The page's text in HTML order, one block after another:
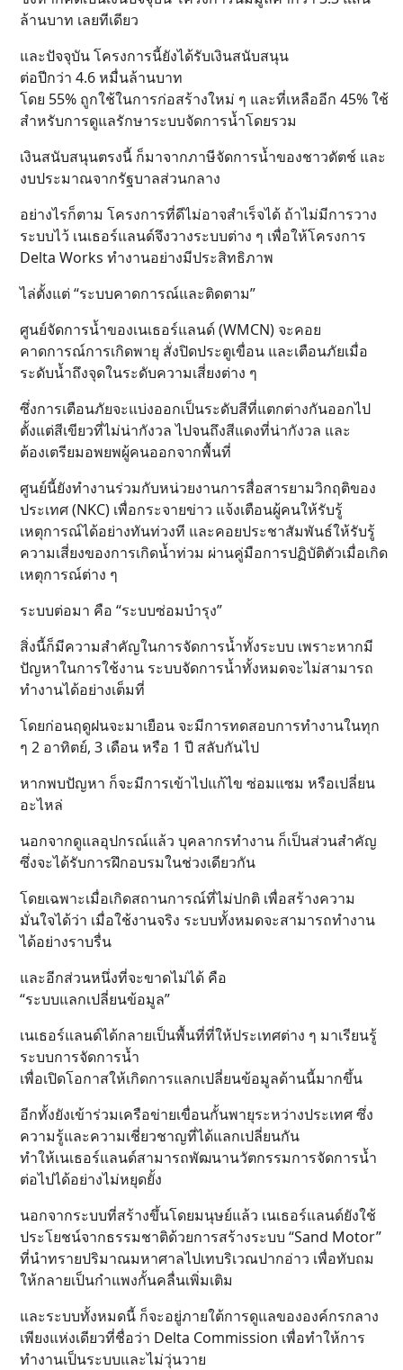
ล้านบาท เลยทีเดียว
และปัจจุบัน โครงการนี้ยังได้รับเงินสนับสนุน
ต่อปีกว่า 4.6 หมื่นล้านบาท
โดย 55% ถูกใช้ในการก่อสร้างใหม่ ๆ และที่เหลืออีก 45% ใช้
สำหรับการดูแลรักษาระบบจัดการน้ำโดยรวม
เงินสนับสนุนตรงนี้ ก็มาจากภาษีจัดการน้ำของชาวดัตช์ และ
งบประมาณจากรัฐบาลส่วนกลาง
อย่างไรก็ตาม โครงการที่ดีไม่อาจสำเร็จได้ ถ้าไม่มีการวาง
ระบบไว้ เนเธอร์แลนด์จึงวางระบบต่าง ๆ เพื่อให้โครงการ
Delta Works ทำงานอย่างมีประสิทธิภาพ
ไล่ตั้งแต่ “ระบบคาดการณ์และติดตาม”
ศูนย์จัดการน้ำของเนเธอร์แลนด์ (WMCN) จะคอย
คาดการณ์การเกิดพายุ สั่งปิดประตูเขื่อน และเตือนภัยเมื่อ
ระดับน้ำถึงจุดในระดับความเสี่ยงต่าง ๆ
ซึ่งการเตือนภัยจะแบ่งออกเป็นระดับสีที่แตกต่างกันออกไป
ตั้งแต่สีเขียวที่ไม่น่ากังวล ไปจนถึงสีแดงที่น่ากังวล และ
ต้องเตรียมอพยพผู้คนออกจากพื้นที่
ศูนย์นี้ยังทำงานร่วมกับหน่วยงานการสื่อสารยามวิกฤติของ
ประเทศ (NKC) เพื่อกระจายข่าว แจ้งเตือนผู้คนให้รับรู้
เหตุการณ์ได้อย่างทันท่วงที และคอยประชาสัมพันธ์ให้รับรู้
ความเสี่ยงของการเกิดน้ำท่วม ผ่านคู่มือการปฏิบัติตัวเมื่อเกิด
เหตุการณ์ต่าง ๆ
ระบบต่อมา คือ “ระบบซ่อมบำรุง”
สิ่งนี้ก็มีความสำคัญในการจัดการน้ำทั้งระบบ เพราะหากมี
ปัญหาในการใช้งาน ระบบจัดการน้ำทั้งหมดจะไม่สามารถ
ทำงานได้อย่างเต็มที่
โดยก่อนฤดูฝนจะมาเยือน จะมีการทดสอบการทำงานในทุก
ๆ 2 อาทิตย์, 3 เดือน หรือ 1 ปี สลับกันไป
หากพบปัญหา ก็จะมีการเข้าไปแก้ไข ซ่อมแซม หรือเปลี่ยน
อะไหล่
นอกจากดูแลอุปกรณ์แล้ว บุคลากรทำงาน ก็เป็นส่วนสำคัญ
ซึ่งจะได้รับการฝึกอบรมในช่วงเดียวกัน
โดยเฉพาะเมื่อเกิดสถานการณ์ที่ไม่ปกติ เพื่อสร้างความ
มั่นใจได้ว่า เมื่อใช้งานจริง ระบบทั้งหมดจะสามารถทำงาน
ได้อย่างราบรื่น
และอีกส่วนหนึ่งที่จะขาดไม่ได้ คือ
“ระบบแลกเปลี่ยนข้อมูล”
เนเธอร์แลนด์ได้กลายเป็นพื้นที่ที่ให้ประเทศต่าง ๆ มาเรียนรู้
ระบบการจัดการน้ำ
เพื่อเปิดโอกาสให้เกิดการแลกเปลี่ยนข้อมูลด้านนี้มากขึ้น
อีกทั้งยังเข้าร่วมเครือข่ายเขื่อนกั้นพายุระหว่างประเทศ ซึ่ง
ความรู้และความเชี่ยวชาญที่ได้แลกเปลี่ยนกัน
ทำให้เนเธอร์แลนด์สามารถพัฒนานวัตกรรมการจัดการน้ำ
ต่อไปได้อย่างไม่หยุดยั้ง
นอกจากระบบที่สร้างขึ้นโดยมนุษย์แล้ว เนเธอร์แลนด์ยังใช้
ประโยชน์จากธรรมชาติด้วยการสร้างระบบ “Sand Motor”
ที่นำทรายปริมาณมหาศาลไปเทบริเวณปากอ่าว เพื่อทับถม
ให้กลายเป็นกำแพงกั้นคลื่นเพิ่มเติม
และระบบทั้งหมดนี้ ก็จะอยู่ภายใต้การดูแลขององค์กรกลาง
เพียงแห่งเดียวที่ชื่อว่า Delta Commission เพื่อทำให้การ
ทำงานเป็นระบบและไม่วุ่นวาย